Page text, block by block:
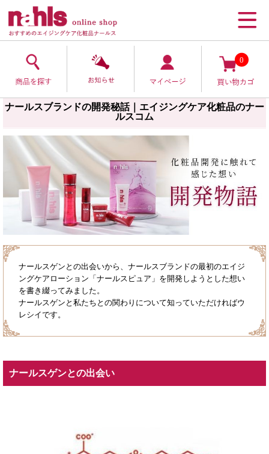
0
ナールスブランドの開発秘話｜エイジングケア化粧品のナー
ルスコム
ナールスゲンとの出会いから、ナールスブランドの最初のエイジ
ングケアローション「ナールスピュア」を開発しようとした想い
を書き綴ってみました。
ナールスゲンと私たちとの関わりについて知っていただければウ
レシイです。
ナールスゲンとの出会い